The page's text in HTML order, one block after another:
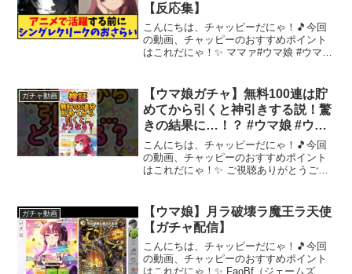
【反応集】
こんにちは、チャッピーだにゃ！🎵今回
の動画、チャッピーのおすすめポイント
はこれだにゃ！✨ ママァ#ウマ娘 #ウマ娘
いる素材についての権利は、権利者様に
帰属...
ガチャ動画
【ウマ娘ガチャ】無料100連は貯
めてから引くと神引きする説！驚
きの結果に…！？ #ウマ娘 #ウマ
娘プリティーダービー #ガチャ
#vtuber #shorts
こんにちは、チャッピーだにゃ！🎵今回
の動画、チャッピーのおすすめポイント
はこれだにゃ！✨ ご視聴ありがとうござ
ーの証💕つけてくれたら嬉しいな❀(*
´▽`*)❀★お知ら...
ガチャ動画
【ウマ娘】月ラ破壊ラ魔王ラ天使
【ガチャ配信】
こんにちは、チャッピーだにゃ！🎵今回
の動画、チャッピーのおすすめポイント
はこれだにゃ！✨ FaoBf（ジェームズの